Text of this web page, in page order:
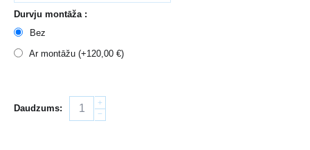
Durvju montāža :
Bez
Ar montāžu (+120,00 €)
Daudzums:
+
−